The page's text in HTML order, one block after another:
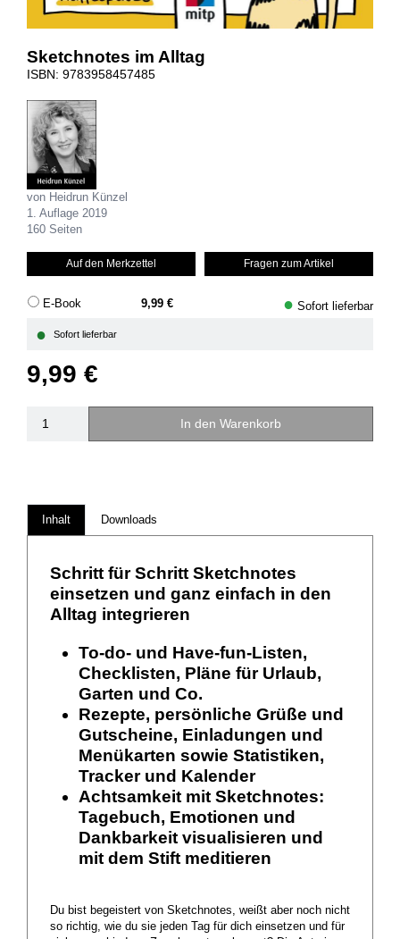
Sketchnotes im Alltag
ISBN: 9783958457485
von Heidrun Künzel
1. Auflage 2019
160 Seiten
Auf den Merkzettel Fragen zum Artikel
E-Book 9,99 € ● Sofort lieferbar
● Sofort lieferbar
9,99 €
In den Warenkorb
Inhalt Downloads
Schritt für Schritt Sketchnotes
einsetzen und ganz einfach in den
Alltag integrieren
To-do- und Have-fun-Listen,
Checklisten, Pläne für Urlaub,
Garten und Co.
Rezepte, persönliche Grüße und
Gutscheine, Einladungen und
Menükarten sowie Statistiken,
Tracker und Kalender
Achtsamkeit mit Sketchnotes:
Tagebuch, Emotionen und
Dankbarkeit visualisieren und
mit dem Stift meditieren
Du bist begeistert von Sketchnotes, weißt aber noch nicht
so richtig, wie du sie jeden Tag für dich einsetzen und für